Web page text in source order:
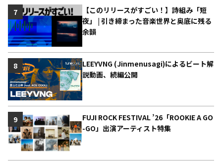
【このリリースがすごい！】詩組み「短
夜」 | 引き締まった音楽世界と奥底に残る
余韻
7
LEEYVNG (Jinmenusagi)によるビート解
説動画、続編公開
8
FUJI ROCK FESTIVAL ’26「ROOKIE A GO
-GO」出演アーティスト特集
9